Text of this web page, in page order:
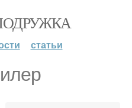
статьи